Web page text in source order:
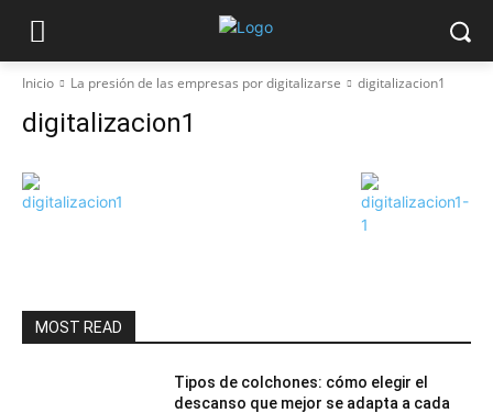
Inicio La presión de las empresas por digitalizarse digitalizacion1
digitalizacion1
MOST READ
Tipos de colchones: cómo elegir el
descanso que mejor se adapta a cada